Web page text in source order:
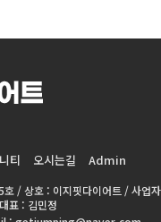
티 오시는길 Admin
/ 상호 : 이지핏다이어트 / 사업자
표 : 김민정